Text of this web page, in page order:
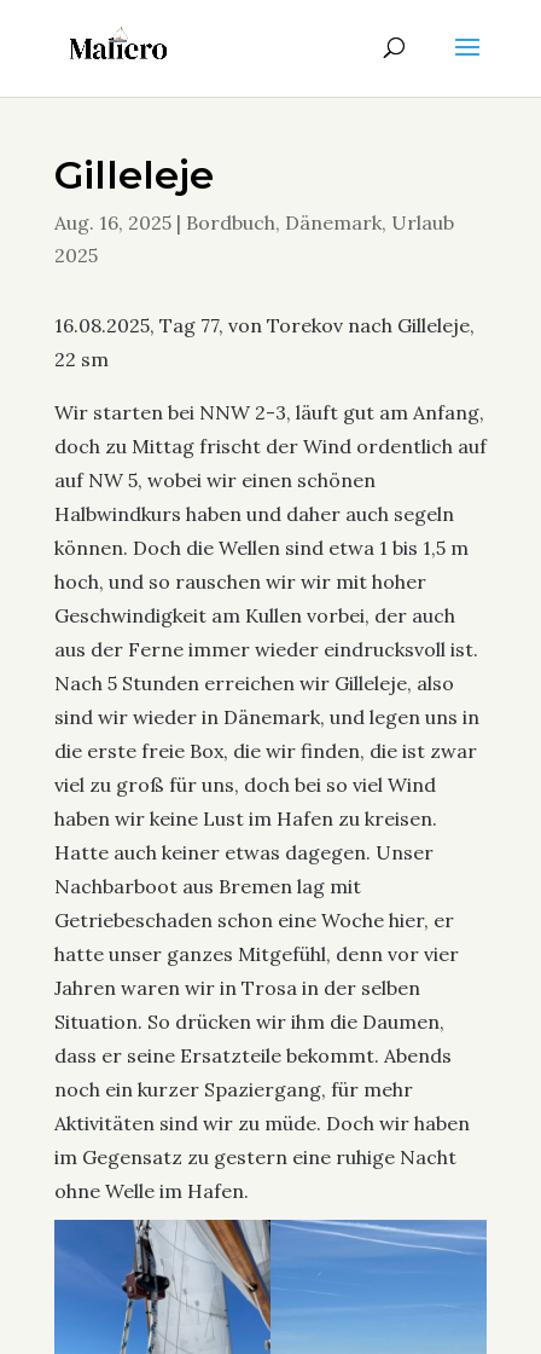
Gilleleje
Aug. 16, 2025| Bordbuch, Dänemark, Urlaub
2025
16.08.2025, Tag 77, von Torekov nach Gilleleje,
22 sm
Wir starten bei NNW 2-3, läuft gut am Anfang,
doch zu Mittag frischt der Wind ordentlich auf
auf NW 5, wobei wir einen schönen
Halbwindkurs haben und daher auch segeln
können. Doch die Wellen sind etwa 1 bis 1,5 m
hoch, und so rauschen wir wir mit hoher
Geschwindigkeit am Kullen vorbei, der auch
aus der Ferne immer wieder eindrucksvoll ist.
Nach 5 Stunden erreichen wir Gilleleje, also
sind wir wieder in Dänemark, und legen uns in
die erste freie Box, die wir finden, die ist zwar
viel zu groß für uns, doch bei so viel Wind
haben wir keine Lust im Hafen zu kreisen.
Hatte auch keiner etwas dagegen. Unser
Nachbarboot aus Bremen lag mit
Getriebeschaden schon eine Woche hier, er
hatte unser ganzes Mitgefühl, denn vor vier
Jahren waren wir in Trosa in der selben
Situation. So drücken wir ihm die Daumen,
dass er seine Ersatzteile bekommt. Abends
noch ein kurzer Spaziergang, für mehr
Aktivitäten sind wir zu müde. Doch wir haben
im Gegensatz zu gestern eine ruhige Nacht
ohne Welle im Hafen.